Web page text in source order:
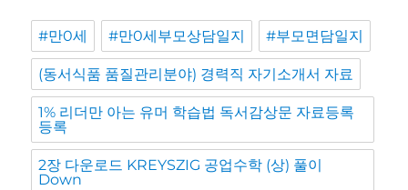
#만0세 #만0세부모상담일지 #부모면담일지
(동서식품 품질관리분야) 경력직 자기소개서 자료
1% 리더만 아는 유머 학습법 독서감상문 자료등록
등록
2장 다운로드 KREYSZIG 공업수학 (상) 풀이
Down